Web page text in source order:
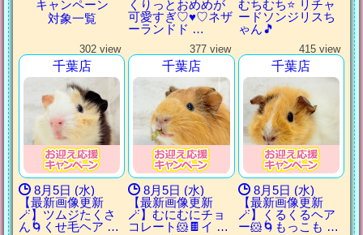
キャンペーン
対象一覧
くりっとおめめが
可愛すぎ♡♥♡ネザ
ーランドド …
むちむち⭐️ リチャ
ードソンジリスち
ゃん🎵
302 view
千葉店
8月5日 (水)
【最新画像更新
🪄】ツムジたくさ
ん🌀くせ毛ヘア …
377 view
千葉店
8月5日 (水)
【最新画像更新
🪄】むにむにチョ
コレート🐹🍫イ …
415 view
千葉店
8月5日 (水)
【最新画像更新
🪄】くるくるヘア
ー🐹🌀もっこも …